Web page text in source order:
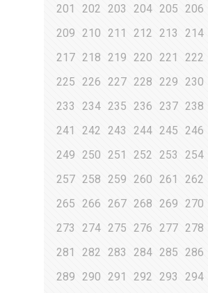
201
202 203 204 205 206
209
210 211 212 213 214
217 218 219 220 221 222
225
226 227 228 229 230
233
234 235 236 237 238
241
242 243 244 245 246
249
250 251 252 253 254
257 258 259 260 261 262
265
266 267 268 269 270
273
274 275 276 277 278
281
282 283 284 285 286
289
290 291 292 293 294